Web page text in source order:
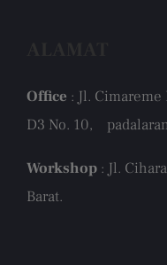
Office : Jl.
D3 No. 10,
Workshop : Jl.
Barat.